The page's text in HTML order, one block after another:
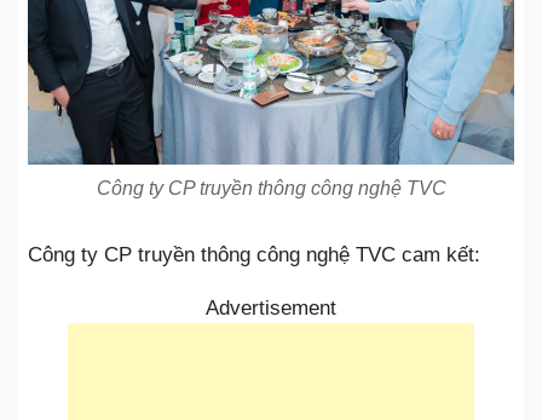
Công ty CP truyền thông công nghệ TVC
Công ty CP truyền thông công nghệ TVC cam kết:
Advertisement